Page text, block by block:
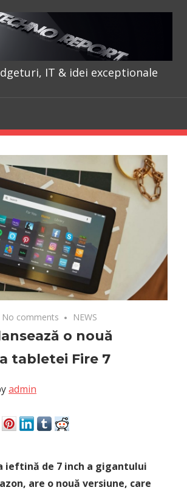
IT & idei exceptionale
No comments NEWS
o nouă
tabletei Fire 7
admin
ieftină de 7 inch a gigantului
are o nouă versiune, care